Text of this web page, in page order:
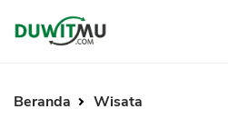
Beranda Wisata